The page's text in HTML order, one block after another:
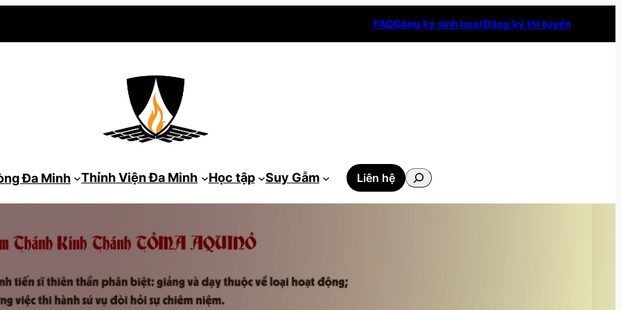
FAQĐăng ký sinh hoạtĐăng ký thi tuyển
Đa Minh Thỉnh Viện Đa Minh Học tập Suy Gẫm Liên hệ
Tìm
kiếm